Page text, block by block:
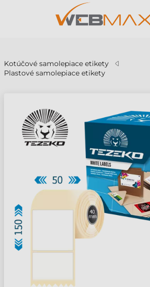
Kotúčové samolepiace etikety
Plastové samolepiace etikety